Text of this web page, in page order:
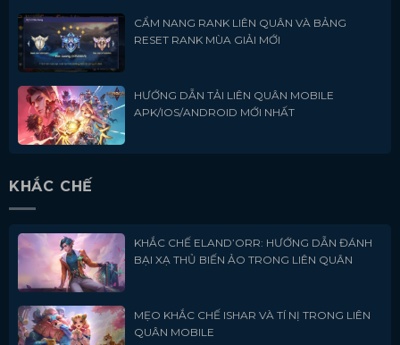
CẨM NANG RANK LIÊN QUÂN VÀ BẢNG
RESET RANK MÙA GIẢI MỚI
HƯỚNG DẪN TẢI LIÊN QUÂN MOBILE
APK/IOS/ANDROID MỚI NHẤT
KHẮC CHẾ
KHẮC CHẾ ELAND’ORR: HƯỚNG DẪN ĐÁNH
BẠI XẠ THỦ BIẾN ẢO TRONG LIÊN QUÂN
MẸO KHẮC CHẾ ISHAR VÀ TÍ NỊ TRONG LIÊN
QUÂN MOBILE